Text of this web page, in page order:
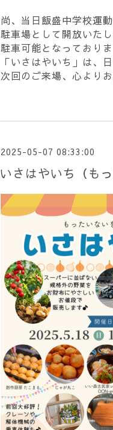
尚、当日飯盛中学校運
駐車場として開放いた
駐車可能となっておりま
「いさはやいち」は、
次回のご来場、心より
2025-05-07 08:33:00
いさはやいち（も